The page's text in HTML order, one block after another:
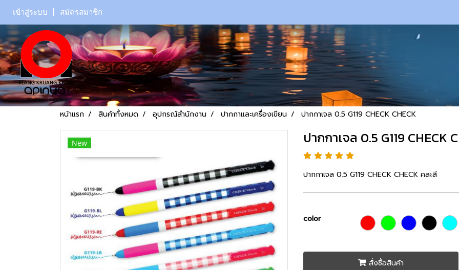
เข้าสู่ระบบ สมัครสมาชิก
หน้าแรก สินค้าทั้งหมด อุปกรณ์สำนักงาน ปากกาและเครื่องเขียน ปากกาเจล 0.5 G119 CHECK CHECK
New ปากกาเจล 0.5 G119 CHECK
ปากกาเจล 0.5 G119 CHECK CHECK คละสี
color
สั่งซื้อสินค้า